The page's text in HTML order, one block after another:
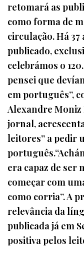
retomará as
como forma de
circulação. Há
publicado,
celebrámos o
pensei que
em português”,
Alexandre Moniz
jornal,
leitores” a pedir
era capaz de ser
começar com
como corria”. A
relevância da
publicada já em
positiva pelos